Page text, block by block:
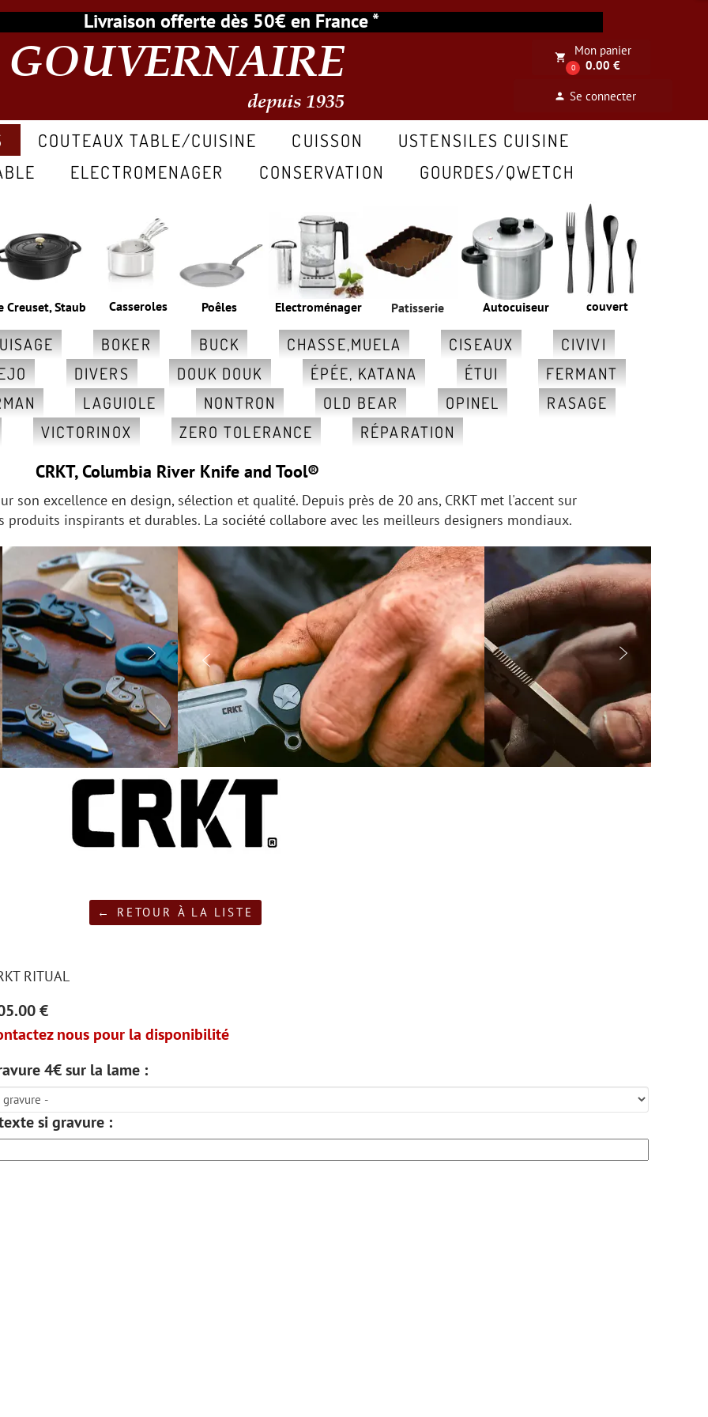
GOUVERNAIRE
depuis 1935
BOKER BUCK CHASSE,MUELA CISEAUX
CIVIVI
DIVERS DOUK DOUK ÉPÉE, KATANA ÉTUI
FERMANT
LAGUIOLE NONTRON OLD BEAR OPINEL
RASAGE
VICTORINOX ZERO TOLERANCE RÉPARATION
person Se connecter
couvert
Creuset, Staub Electroménager
Poêles
Casseroles
COUTEAUX TABLE/CUISINE CUISSON
USTENSILES CUISINE
ELECTROMENAGER CONSERVATION GOURDES/QWETCH
local_grocery_store
0
Mon panier
0.00 €
Livraison offerte dès 50€ en France *
Patisserie Autocuiseur
CRKT, Columbia River Knife and Tool®
son excellence en design, sélection et qualité. Depuis près de 20 ans, CRKT met l'accent sur
inspirants et durables. La société collabore avec les meilleurs designers mondiaux.
  
← RETOUR À LA LISTE
RITUAL
€
nous pour la disponibilité
4€ sur la lame :
si gravure :